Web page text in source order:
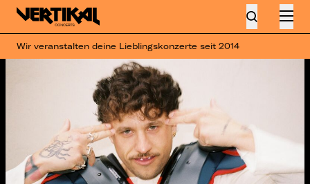
Wir veranstalten deine Lieblingskonzerte seit 2014